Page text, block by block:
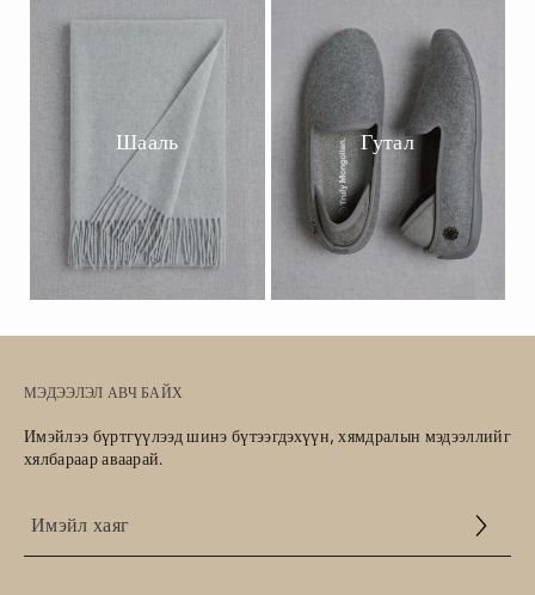
Шааль Гутал
МЭДЭЭЛЭЛ АВЧ БАЙХ
Имэйлээ бүртгүүлээд шинэ бүтээгдэхүүн, хямдралын мэдээллийг
хялбараар аваарай.